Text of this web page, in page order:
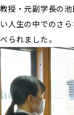
教授・元副学長の
い人生の中でのさ
べられました。